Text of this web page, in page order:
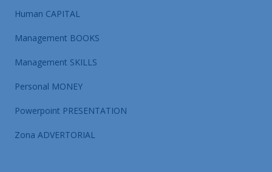
Human CAPITAL
Management BOOKS
Management SKILLS
Personal MONEY
Powerpoint PRESENTATION
Zona ADVERTORIAL